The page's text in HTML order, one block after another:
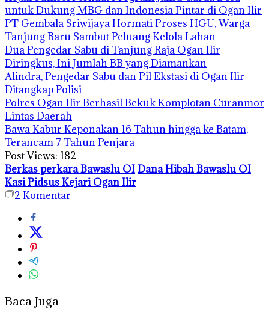
untuk Dukung MBG dan Indonesia Pintar di Ogan Ilir
PT Gembala Sriwijaya Hormati Proses HGU, Warga
Tanjung Baru Sambut Peluang Kelola Lahan
Dua Pengedar Sabu di Tanjung Raja Ogan Ilir
Diringkus, Ini Jumlah BB yang Diamankan
Alindra, Pengedar Sabu dan Pil Ekstasi di Ogan Ilir
Ditangkap Polisi
Polres Ogan Ilir Berhasil Bekuk Komplotan Curanmor
Lintas Daerah
Bawa Kabur Keponakan 16 Tahun hingga ke Batam,
Terancam 7 Tahun Penjara
Post Views: 182
Berkas perkara Bawaslu OIDana Hibah Bawaslu OI
Kasi Pidsus Kejari Ogan Ilir
2 Komentar
Baca Juga